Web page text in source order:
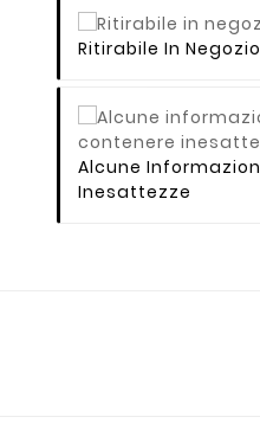
Ritirabile In
Alcune
Inesattezze